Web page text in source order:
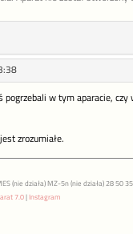
pogrzebali w tym aparacie,
zrozumiałe.
(nie działa) MZ-5n (nie działa) 28 50
7.0|Instagram